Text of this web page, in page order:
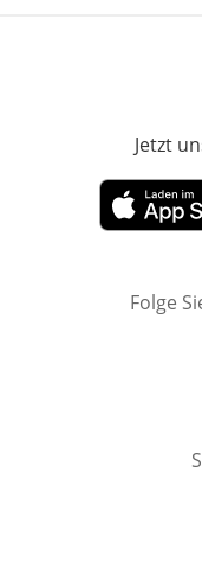
Jetzt
Öffnet in
Folge